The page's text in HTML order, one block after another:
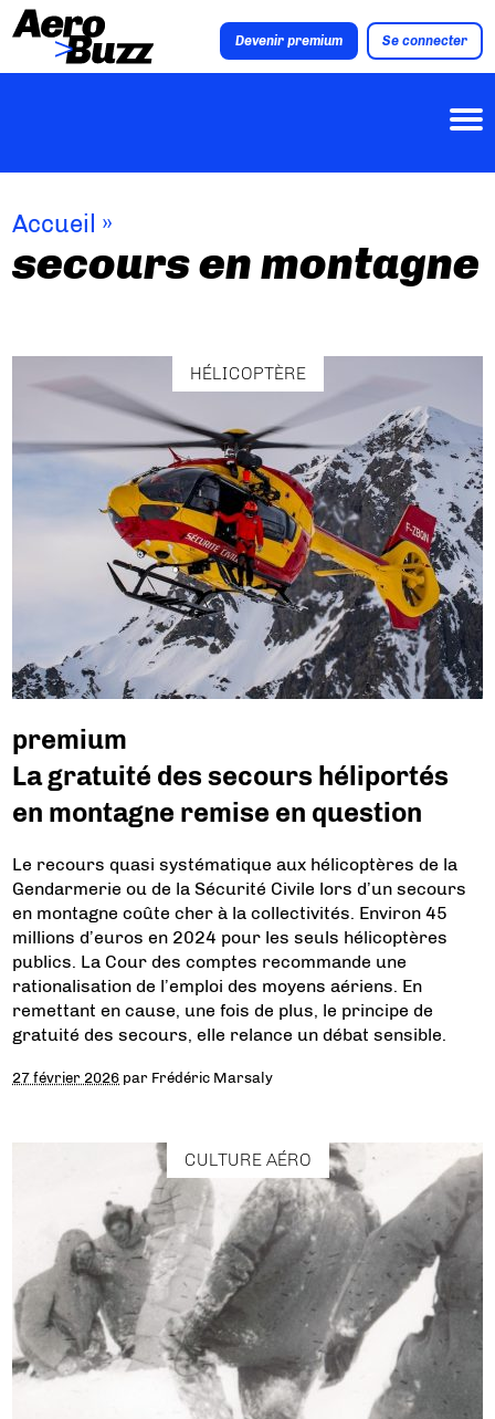
Devenir premium Se connecter
Accueil »
secours en montagne
HÉLICOPTÈRE
premium
La gratuité des secours héliportés
en montagne remise en question
Le recours quasi systématique aux hélicoptères de la
Gendarmerie ou de la Sécurité Civile lors d’un secours
en montagne coûte cher à la collectivités. Environ 45
millions d’euros en 2024 pour les seuls hélicoptères
publics. La Cour des comptes recommande une
rationalisation de l’emploi des moyens aériens. En
remettant en cause, une fois de plus, le principe de
gratuité des secours, elle relance un débat sensible.
27 février 2026 par Frédéric Marsaly
CULTURE AÉRO